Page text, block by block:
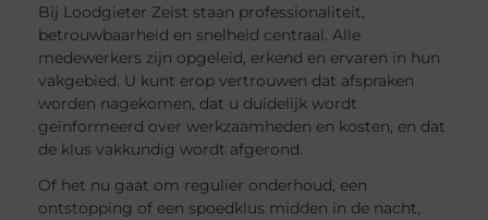
Bij Loodgieter Zeist staan professionaliteit,
betrouwbaarheid en snelheid centraal. Alle
medewerkers zijn opgeleid, erkend en ervaren in hun
vakgebied. U kunt erop vertrouwen dat afspraken
worden nagekomen, dat u duidelijk wordt
geïnformeerd over werkzaamheden en kosten, en dat
de klus vakkundig wordt afgerond.
Of het nu gaat om regulier onderhoud, een
ontstopping of een spoedklus midden in de nacht,